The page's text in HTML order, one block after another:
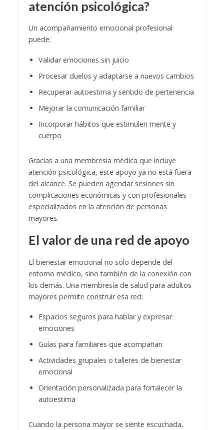
atención psicológica?
Un acompañamiento emocional profesional
puede:
Validar emociones sin juicio
Procesar duelos y adaptarse a nuevos cambios
Recuperar autoestima y sentido de pertenencia
Mejorar la comunicación familiar
Incorporar hábitos que estimulen mente y
cuerpo
Gracias a una membresía médica que incluye
atención psicológica, este apoyo ya no está fuera
del alcance. Se pueden agendar sesiones sin
complicaciones económicas y con profesionales
especializados en la atención de personas
mayores.
El valor de una red de apoyo
El bienestar emocional no solo depende del
entorno médico, sino también de la conexión con
los demás. Una membresía de salud para adultos
mayores permite construir esa red:
Espacios seguros para hablar y expresar
emociones
Guías para familiares que acompañan
Actividades grupales o talleres de bienestar
emocional
Orientación personalizada para fortalecer la
autoestima
Cuando la persona mayor se siente escuchada,